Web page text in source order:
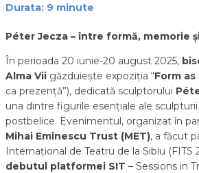
Durata: 9 minute
Péter Jecza – între formă, memorie
În perioada 20 iunie-20 august 2025,
Alma Vii găzduiește expoziția “Form
ca prezență”), dedicată sculptorului
una dintre figurile esențiale ale
postbelice. Evenimentul, organizat în
Mihai Eminescu Trust (MET), a făcut
Internațional de Teatru de la Sibiu (FITS
debutul platformei SIT – Sessions in